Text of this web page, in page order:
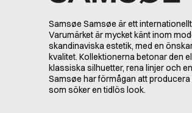
Samsøe Samsøe är ett
Varumärket är mycket känt inom
skandinaviska estetik, med en
kvalitet. Kollektionerna betonar den
klassiska silhuetter, rena linjer och
Samsøe har förmågan att
som söker en tidlös look.